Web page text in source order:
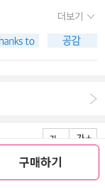
구매하기
히 없고요. 여러분
한 존재라는 걸 알
만 걸그룹을 만나겠
도 같은 존재인 작
잘된 일이지만 어쨌
활약하는 여러 과
다는 책임감과 최
더보기
사 안내 PC 버전